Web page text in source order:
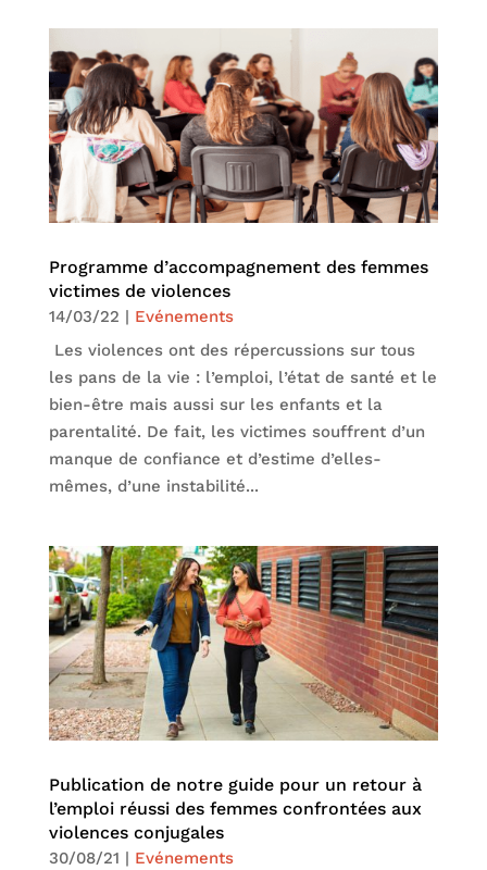
Programme d’accompagnement des femmes
victimes de violences
14/03/22 | Evénements
Les violences ont des répercussions sur tous
les pans de la vie : l’emploi, l’état de santé et le
bien-être mais aussi sur les enfants et la
parentalité. De fait, les victimes souffrent d’un
manque de confiance et d’estime d’elles-
mêmes, d’une instabilité...
Publication de notre guide pour un retour à
l’emploi réussi des femmes confrontées aux
violences conjugales
30/08/21 | Evénements